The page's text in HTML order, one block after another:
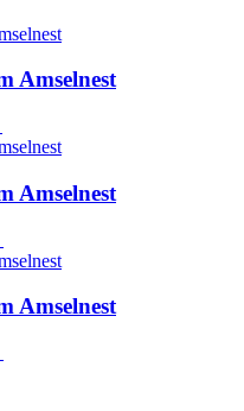
Amselnest
Amselnest
Amselnest